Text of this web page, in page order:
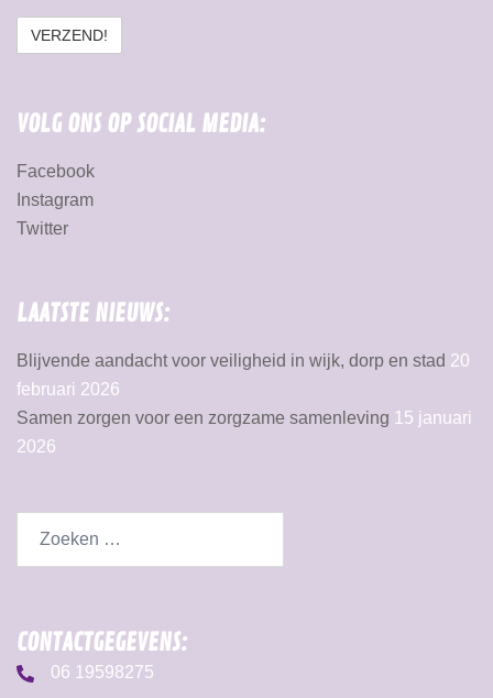
VOLG ONS OP SOCIAL MEDIA:
Facebook
Instagram
Twitter
LAATSTE NIEUWS:
Blijvende aandacht voor veiligheid in wijk, dorp en stad 20
februari 2026
Samen zorgen voor een zorgzame samenleving 15 januari
2026
CONTACTGEGEVENS:
06 19598275